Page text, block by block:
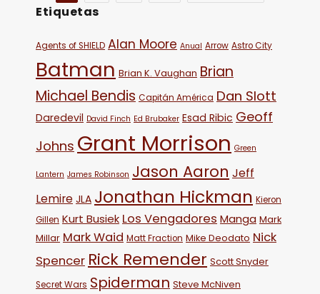
Etiquetas
Agents of SHIELD Alan Moore Anual Arrow Astro City
Batman Brian K. Vaughan Brian
Michael Bendis Capitán América Dan Slott
Daredevil David Finch Ed Brubaker Esad Ribic Geoff
Johns Grant Morrison Green
Lantern James Robinson Jason Aaron Jeff
Lemire JLA Jonathan Hickman Kieron
Gillen Kurt Busiek Los Vengadores Manga Mark
Millar Mark Waid Matt Fraction Mike Deodato Nick
Spencer Rick Remender Scott Snyder
Secret Wars Spiderman Steve McNiven